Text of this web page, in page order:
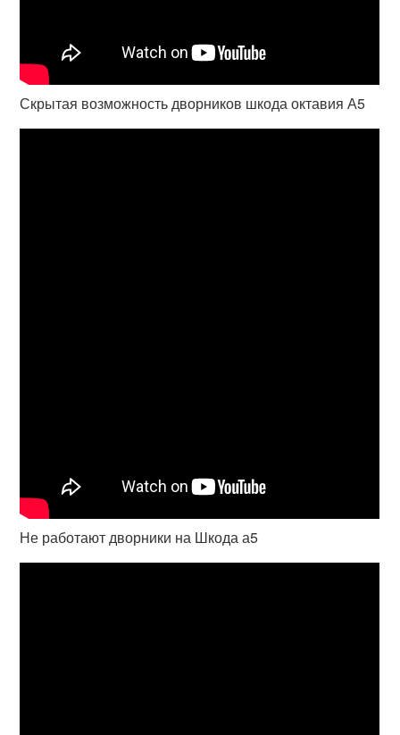
Скрытая возможность дворников шкода октавия А5
Не работают дворники на Шкода а5